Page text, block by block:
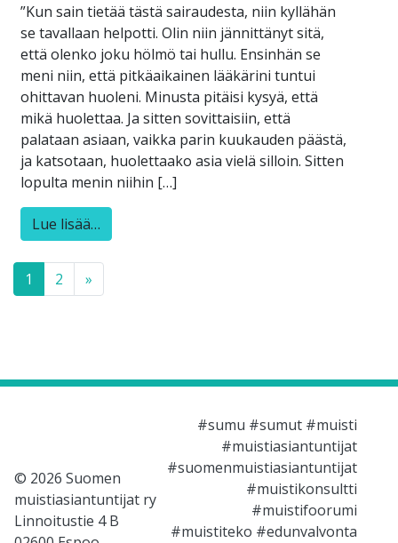
”Kun sain tietää tästä sairaudesta, niin kyllähän
se tavallaan helpotti. Olin niin jännittänyt sitä,
että olenko joku hölmö tai hullu. Ensinhän se
meni niin, että pitkäaikainen lääkärini tuntui
ohittavan huoleni. Minusta pitäisi kysyä, että
mikä huolettaa. Ja sitten sovittaisiin, että
palataan asiaan, vaikka parin kuukauden päästä,
ja katsotaan, huolettaako asia vielä silloin. Sitten
lopulta menin niihin […]
Lue lisää…
Posts navigation
1 2 »
© 2026 Suomen
muistiasiantuntijat ry
Linnoitustie 4 B
#sumu #sumut #muisti
#muistiasiantuntijat
#suomenmuistiasiantuntijat
#muistikonsultti
#muistifoorumi
#muistiteko #edunvalvonta